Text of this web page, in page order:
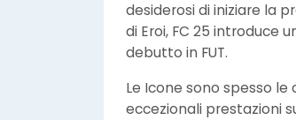
desiderosi di iniziare la
di Eroi, FC 25 introduce
debutto in FUT.
Le Icone sono spesso
eccezionali prestazioni